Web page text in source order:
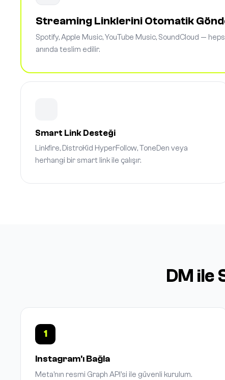
Streaming Linklerini Otomatik
Spotify, Apple Music, YouTube Music, SoundCloud —
anında teslim edilir.
Smart Link Desteği
Linkfire, DistroKid HyperFollow, ToneDen veya
herhangi bir smart link ile çalışır.
DM ile
1
Instagram'ı Bağla
Meta'nın resmi Graph API'si ile güvenli kurulum.